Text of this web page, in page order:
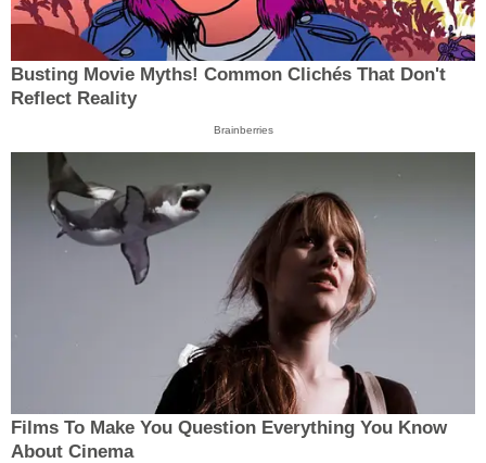
Busting Movie Myths! Common Clichés That Don't
Reflect Reality
Brainberries
Films To Make You Question Everything You Know
About Cinema